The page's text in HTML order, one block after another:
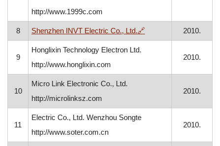
http://www.1999c.com
8 Shenzhen INVT Electric Co., Ltd.🔗, otvara se u novom
2010.
9
Honglixin Technology Electron Ltd.
http://www.honglixin.com
2010.
10
Micro Link Electronic Co., Ltd.
http://microlinksz.com
2010.
11
Electric Co., Ltd. Wenzhou Songte
http://www.soter.com.cn
2010.